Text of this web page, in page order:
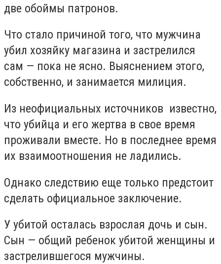
две обоймы патронов.
Что стало причиной того, что мужчина
убил хозяйку магазина и застрелился
сам — пока не ясно. Выяснением этого,
собственно, и занимается милиция.
Из неофициальных источников известно,
что убийца и его жертва в свое время
проживали вместе. Но в последнее время
их взаимоотношения не ладились.
Однако следствию еще только предстоит
сделать официальное заключение.
У убитой осталась взрослая дочь и сын.
Сын — общий ребенок убитой женщины и
застрелившегося мужчины.